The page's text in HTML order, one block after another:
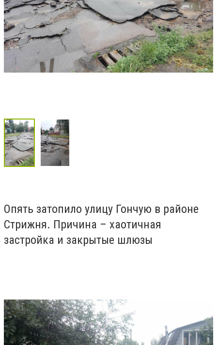
Опять затопило улицу Гончую в районе
Стрижня. Причина – хаотичная
застройка и закрытые шлюзы